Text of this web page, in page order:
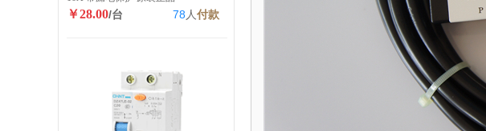
￥28.00/台 78 人付款